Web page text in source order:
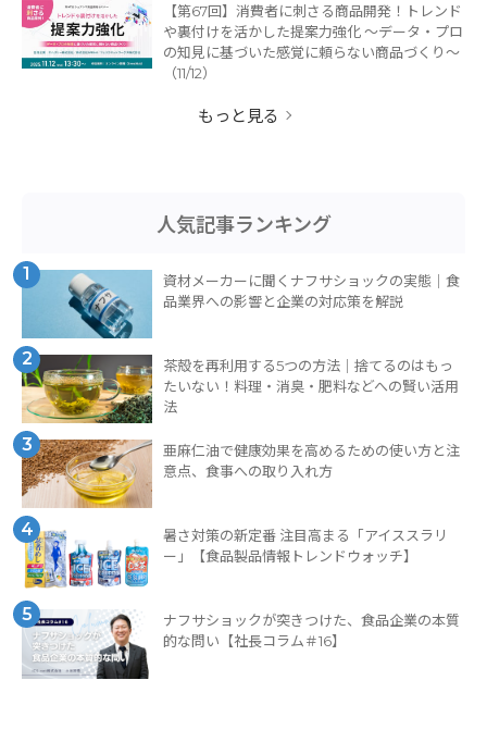
【第67回】消費者に刺さる商品開発！トレンド
や裏付けを活かした提案力強化 ～データ・プロ
の知見に基づいた感覚に頼らない商品づくり～
（11/12）
もっと見る
人気記事ランキング
1
資材メーカーに聞くナフサショックの実態｜食
品業界への影響と企業の対応策を解説
2
茶殻を再利用する5つの方法｜捨てるのはもっ
たいない！料理・消臭・肥料などへの賢い活用
法
3
亜麻仁油で健康効果を高めるための使い方と注
意点、食事への取り入れ方
4
暑さ対策の新定番 注目高まる「アイススラリ
ー」【食品製品情報トレンドウォッチ】
5
ナフサショックが突きつけた、食品企業の本質
的な問い【社長コラム＃16】